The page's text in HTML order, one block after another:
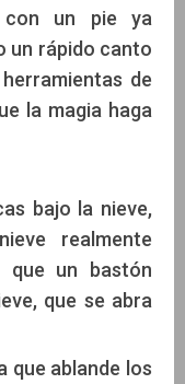
con un pie ya
un rápido canto
de
la magia haga
bajo la nieve,
realmente
que un bastón
que se abra
que ablande los